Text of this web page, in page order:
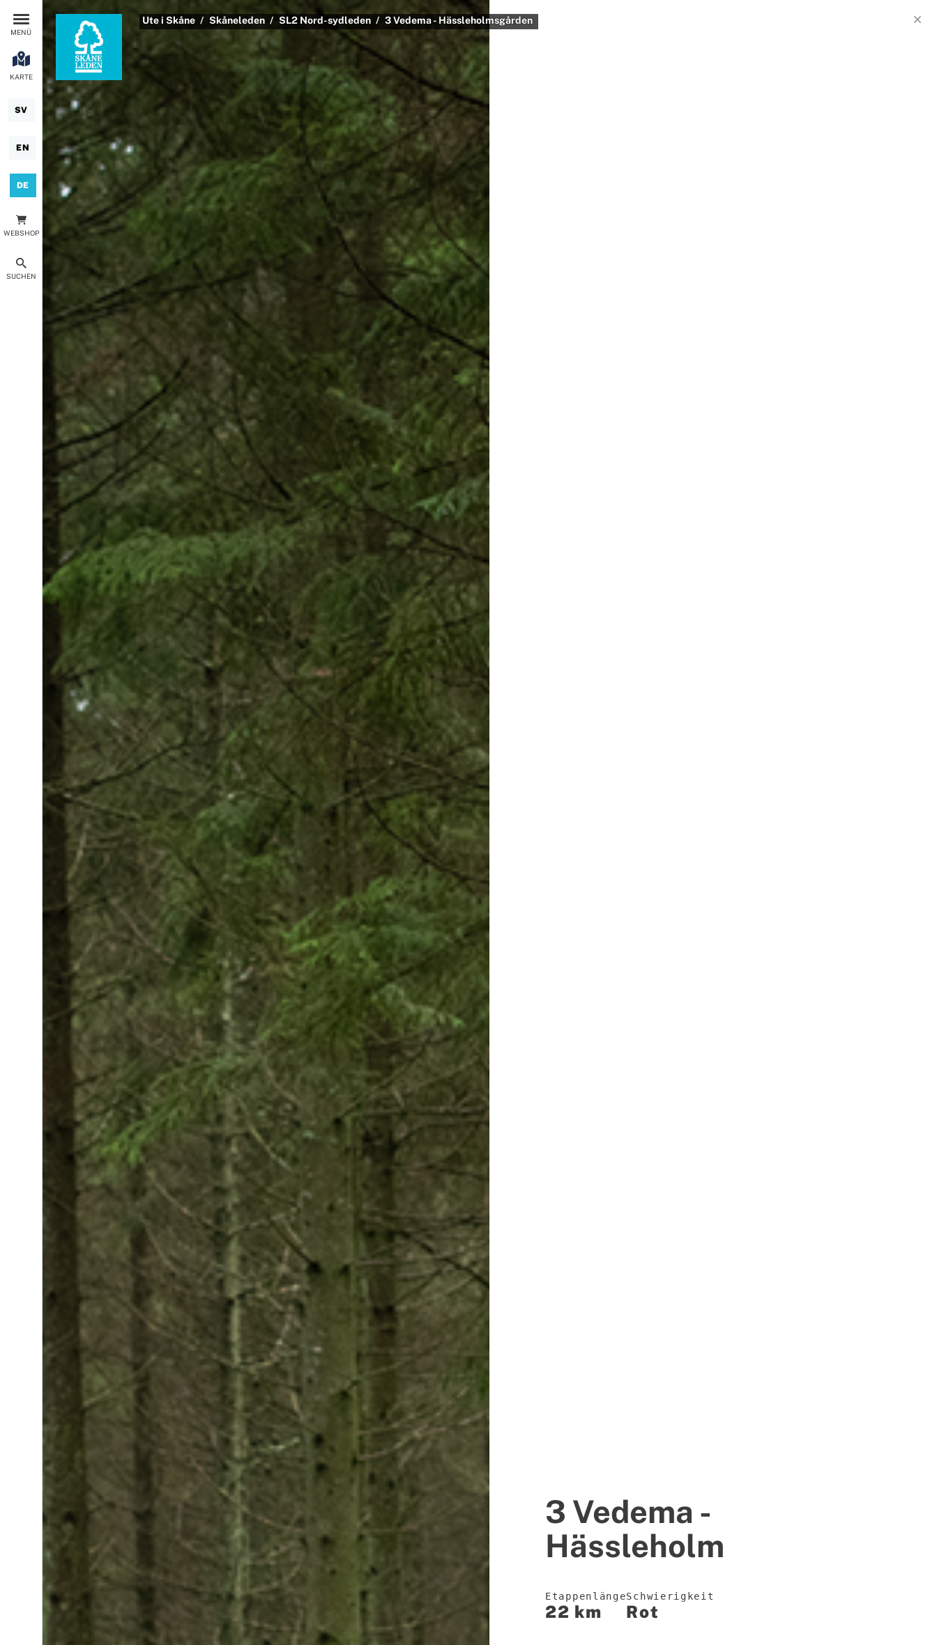
MENÜ
KARTE
SV
EN
DE
WEBSHOP
SUCHEN
Ute i Skåne Skåneleden SL2 Nord-sydleden 3 Vedema - Hässleholmsgården
3 Vedema -
Hässleholm
Etappenlänge
22 km
Schwierigkeit
Rot